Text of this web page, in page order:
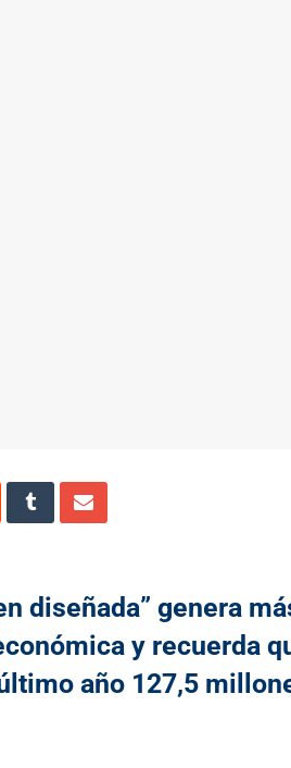
diseñada” genera
y recuerda
año 127,5